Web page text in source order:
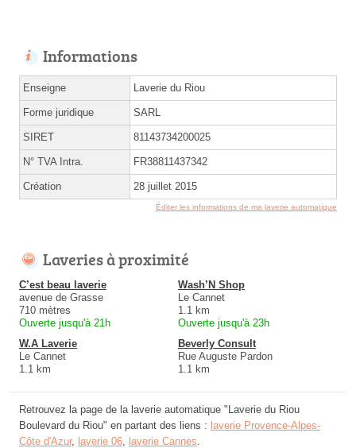
Informations
Enseigne Laverie du Riou
Forme juridique SARL
SIRET 81143734200025
N° TVA Intra. FR38811437342
Création 28 juillet 2015
Éditer les informations de ma laverie automatique
Laveries à proximité
C’est beau laverie
avenue de Grasse
710 mètres
Ouverte jusqu'à 21h
Wash’N Shop
Le Cannet
1.1 km
Ouverte jusqu'à 23h
W.A Laverie
Le Cannet
1.1 km
Beverly Consult
Rue Auguste Pardon
1.1 km
Retrouvez la page de la laverie automatique "Laverie du Riou
Boulevard du Riou" en partant des liens : laverie Provence-Alpes-
Côte d'Azur, laverie 06, laverie Cannes.